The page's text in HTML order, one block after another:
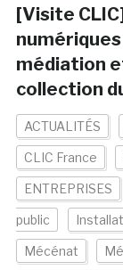
[Visite
médiation
collection
ACTUALITÉS
CLIC France
ENTREPRISES
public
Mécénat